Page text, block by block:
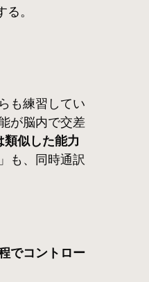
。
も練習してい
が脳内で交差
類似した能力
も、同時通訳
でコントロー